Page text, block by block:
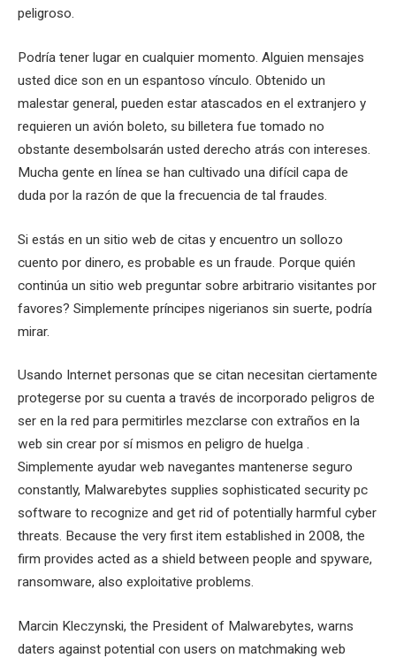
peligroso.
Podría tener lugar en cualquier momento. Alguien mensajes
usted dice son en un espantoso vínculo. Obtenido un
malestar general, pueden estar atascados en el extranjero y
requieren un avión boleto, su billetera fue tomado no
obstante desembolsarán usted derecho atrás con intereses.
Mucha gente en línea se han cultivado una difícil capa de
duda por la razón de que la frecuencia de tal fraudes.
Si estás en un sitio web de citas y encuentro un sollozo
cuento por dinero, es probable es un fraude. Porque quién
continúa un sitio web preguntar sobre arbitrario visitantes por
favores? Simplemente príncipes nigerianos sin suerte, podría
mirar.
Usando Internet personas que se citan necesitan ciertamente
protegerse por su cuenta a través de incorporado peligros de
ser en la red para permitirles mezclarse con extraños en la
web sin crear por sí mismos en peligro de huelga .
Simplemente ayudar web navegantes mantenerse seguro
constantly, Malwarebytes supplies sophisticated security pc
software to recognize and get rid of potentially harmful cyber
threats. Because the very first item established in 2008, the
firm provides acted as a shield between people and spyware,
ransomware, also exploitative problems.
Marcin Kleczynski, the President of Malwarebytes, warns
daters against potential con users on matchmaking web